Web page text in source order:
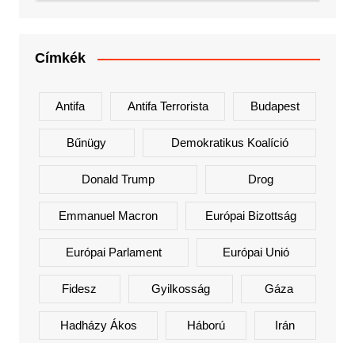
Címkék
Antifa Antifa Terrorista Budapest
Bűnügy Demokratikus Koalíció
Donald Trump Drog
Emmanuel Macron Európai Bizottság
Európai Parlament Európai Unió
Fidesz Gyilkosság Gáza
Hadházy Ákos Háború Irán